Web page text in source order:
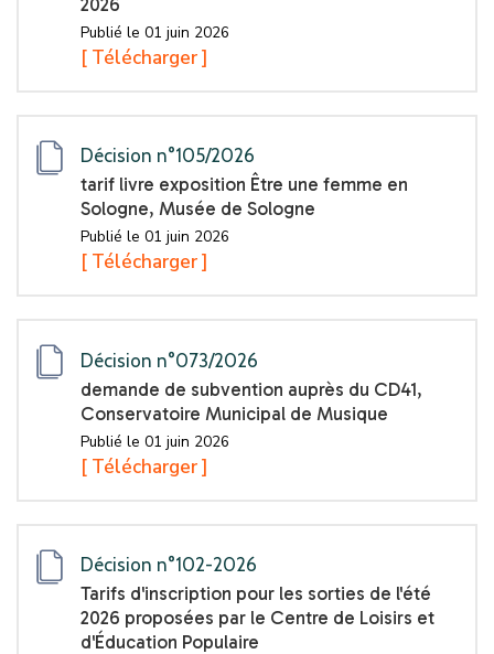
2026
Publié le 01 juin 2026
[ Télécharger ]
Décision n°105/2026
tarif livre exposition Être une femme en
Sologne, Musée de Sologne
Publié le 01 juin 2026
[ Télécharger ]
Décision n°073/2026
demande de subvention auprès du CD41,
Conservatoire Municipal de Musique
Publié le 01 juin 2026
[ Télécharger ]
Décision n°102-2026
Tarifs d'inscription pour les sorties de l'été
2026 proposées par le Centre de Loisirs et
d'Éducation Populaire